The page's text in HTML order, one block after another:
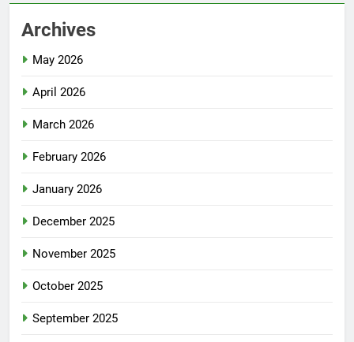
Archives
May 2026
April 2026
March 2026
February 2026
January 2026
December 2025
November 2025
October 2025
September 2025